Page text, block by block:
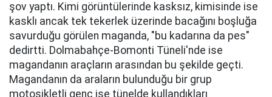
şov yaptı. Kimi görüntülerinde kasksız, kimisinde ise
kasklı ancak tek tekerlek üzerinde bacağını boşluğa
savurduğu görülen maganda, "bu kadarına da pes"
dedirtti. Dolmabahçe-Bomonti Tüneli'nde ise
magandanın araçların arasından bu şekilde geçti.
Magandanın da araların bulunduğu bir grup
motosikletli genç ise tünelde kullandıkları